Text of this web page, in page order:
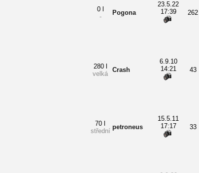
0 l
-
Pogona
23.5.22
17:39
262
280 l
velká
Crash
6.9.10
14:21
43
70 l
střední
petroneus
15.5.11
17:17
33